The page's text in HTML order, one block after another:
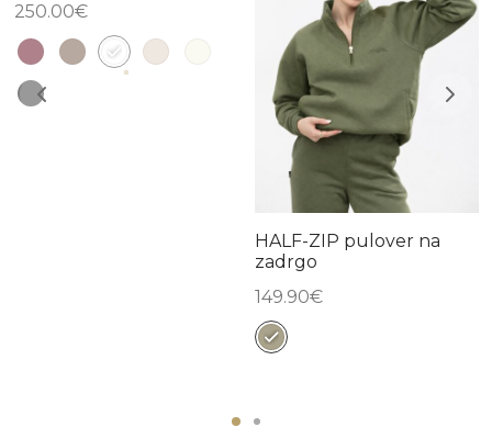
250.00€
HALF-ZIP pulover na
zadrgo
149.90€